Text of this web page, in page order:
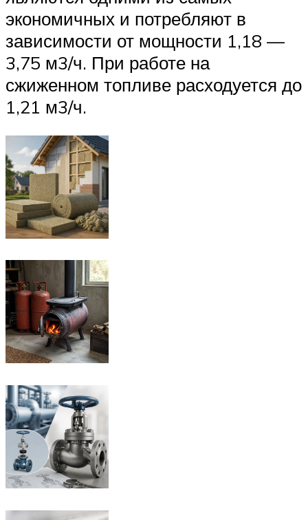
экономичных и потребляют в
зависимости от мощности 1,18 —
3,75 м3/ч. При работе на
сжиженном топливе расходуется до
1,21 м3/ч.